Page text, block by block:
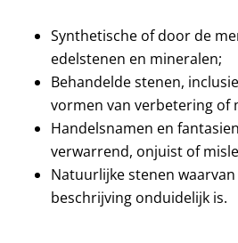
Synthetische of door de
edelstenen en mineralen;
Behandelde stenen,
vormen van verbetering of
Handelsnamen en
verwarrend, onjuist of
Natuurlijke stenen
beschrijving onduidelijk is.